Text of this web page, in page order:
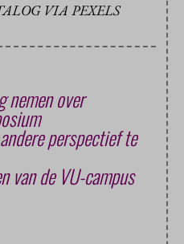
VIA PEXELS
nemen over
perspectief te
van de VU-campus